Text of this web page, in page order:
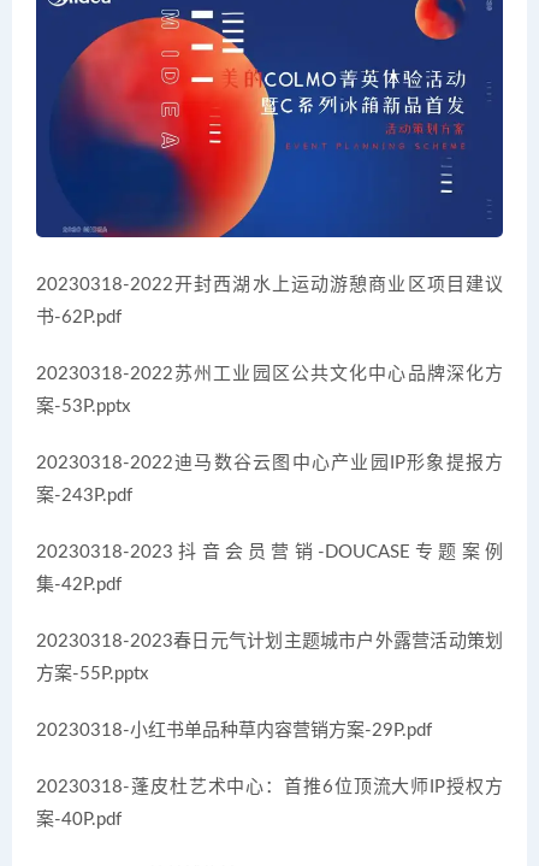
20230318-2022开封西湖水上运动游憩商业区项目建议
书-62P.pdf
20230318-2022苏州工业园区公共文化中心品牌深化方
案-53P.pptx
20230318-2022迪马数谷云图中心产业园IP形象提报方
案-243P.pdf
20230318-2023抖音会员营销-DOUCASE专题案例
集-42P.pdf
20230318-2023春日元气计划主题城市户外露营活动策划
方案-55P.pptx
20230318-小红书单品种草内容营销方案-29P.pdf
20230318-蓬皮杜艺术中心：首推6位顶流大师IP授权方
案-40P.pdf